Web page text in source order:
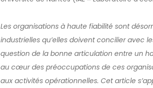
Les organisations à haute fiabilité sont
industrielles qu’elles doivent concilier avec
question de la bonne articulation entre un
au cœur des préoccupations de ces
aux activités opérationnelles. Cet article